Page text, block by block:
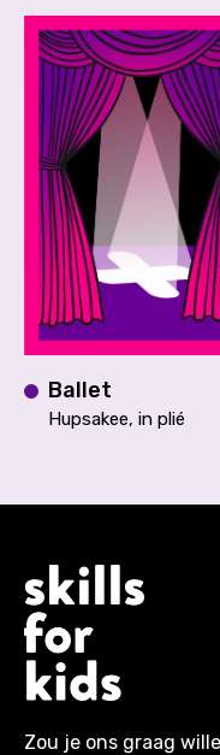
Ballet
Hupsakee, in plié
Zou je ons graag